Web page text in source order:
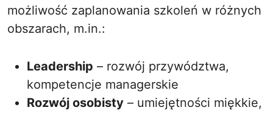
możliwość zaplanowania szkoleń w różnych
obszarach, m.in.:
Leadership – rozwój przywództwa,
kompetencje managerskie
Rozwój osobisty – umiejętności miękkie,